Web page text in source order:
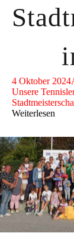
4 Oktober 2024
Unsere
Weiterlesen